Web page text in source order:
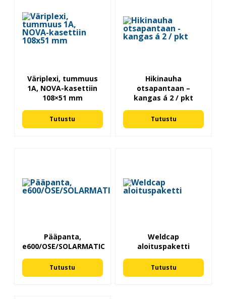
Väriplexi, tummuus
1A, NOVA-kasettiin
108×51 mm
Tutustu
Hikinauha
otsapantaan –
kangas á 2 / pkt
Tutustu
Pääpanta,
e600/OSE/SOLARMATIC
Tutustu
Weldcap
aloituspaketti
Tutustu